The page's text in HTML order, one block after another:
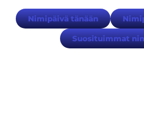
Nimipäivä tänään
Suosituimmat